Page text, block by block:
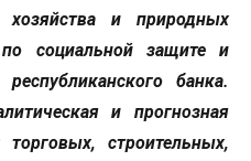
хозяйства и природных
по социальной защите и
банка.
и прогнозная
строительных,